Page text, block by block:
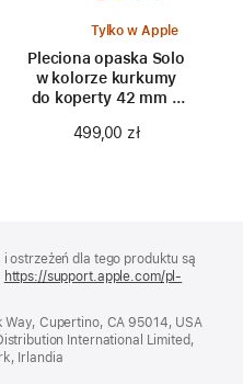
Tylko w Apple
Pleciona opaska Solo
w kolorze kurkumy
do koperty 42 mm –
499,00 zł
ostrzeżeń dla tego produktu są
https://support.apple.com/pl-
Cupertino, CA 95014, USA
International Limited,
Irlandia